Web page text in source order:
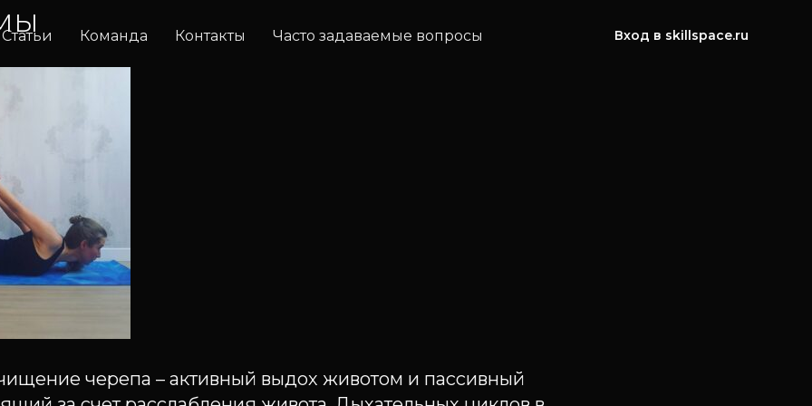
Статьи Команда Контакты Часто задаваемые вопросы Вход в skillspace.ru
черепа – активный выдох животом и пассивный